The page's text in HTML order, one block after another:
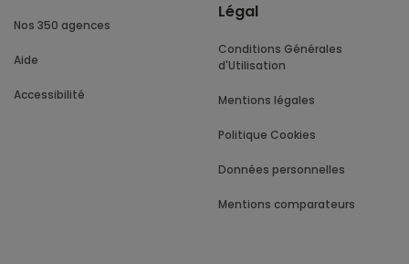
Nos 350 agences
Aide
Accessibilité
Légal
Conditions Générales
d'Utilisation
Mentions légales
Politique Cookies
Données personnelles
Mentions comparateurs